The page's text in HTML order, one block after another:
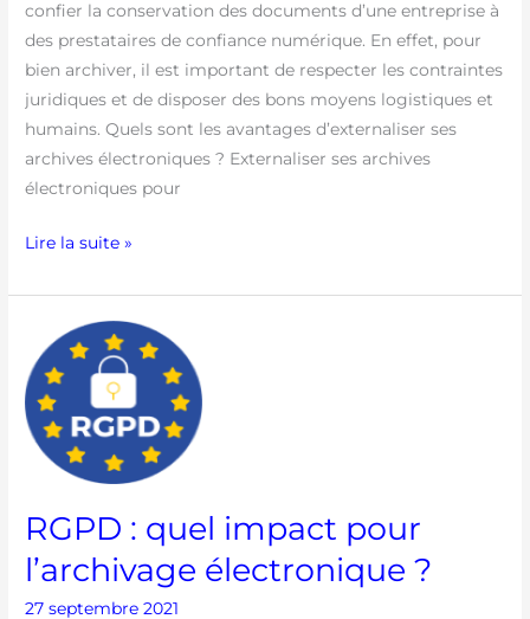
confier la conservation des documents d’une entreprise à
des prestataires de confiance numérique. En effet, pour
bien archiver, il est important de respecter les contraintes
juridiques et de disposer des bons moyens logistiques et
humains. Quels sont les avantages d’externaliser ses
archives électroniques ? Externaliser ses archives
électroniques pour
Lire la suite »
RGPD : quel impact pour
l’archivage électronique ?
27 septembre 2021
RGPD
quel
impact
pour
l’archivage
?